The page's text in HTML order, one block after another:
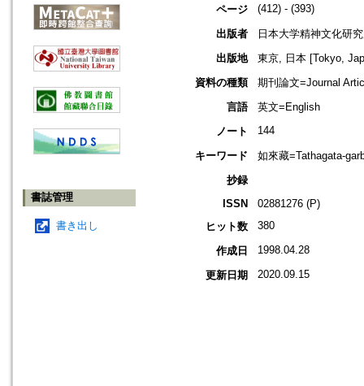
書誌管理
書き出し
ページ (412) - (393)
出版者
日本大学精神文化研
出版地
東京, 日本 [Tokyo,
資料の種類
期刊論文=Journal
言語
英文=English
ノート
144
キーワード
如來藏=Tathagata-
抄録
ISSN
02881276 (P)
ヒット数
380
作成日 1998.04.28
更新日期 2020.09.15